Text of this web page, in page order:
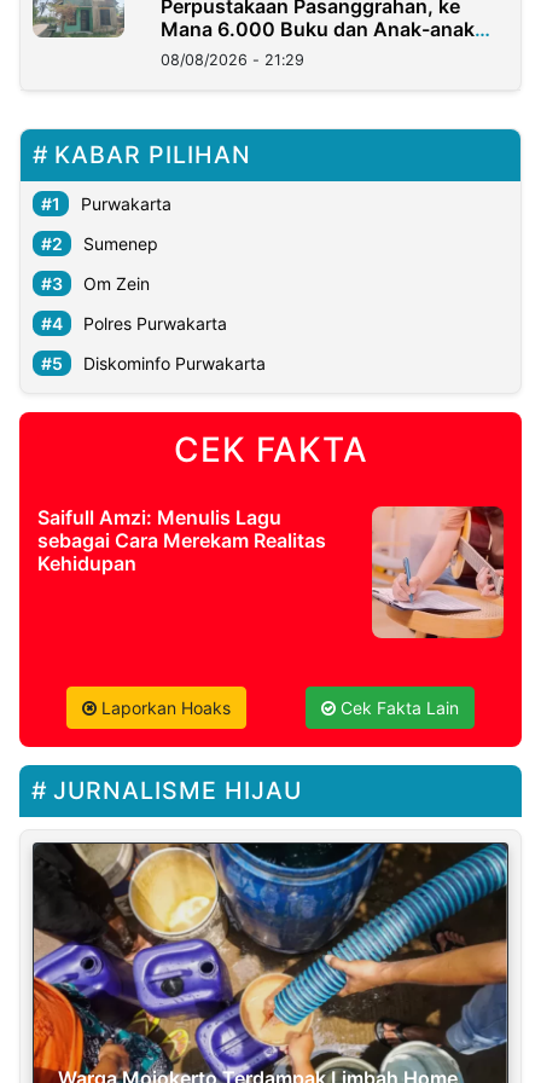
Perpustakaan Pasanggrahan, ke
Mana 6.000 Buku dan Anak-anak
Kini?
08/08/2026 - 21:29
KABAR PILIHAN
Purwakarta
Sumenep
Om Zein
Polres Purwakarta
Diskominfo Purwakarta
CEK FAKTA
Saifull Amzi: Menulis Lagu
sebagai Cara Merekam Realitas
Kehidupan
Laporkan Hoaks Cek Fakta Lain
JURNALISME HIJAU
Warga Mojokerto Terdampak Limbah Home